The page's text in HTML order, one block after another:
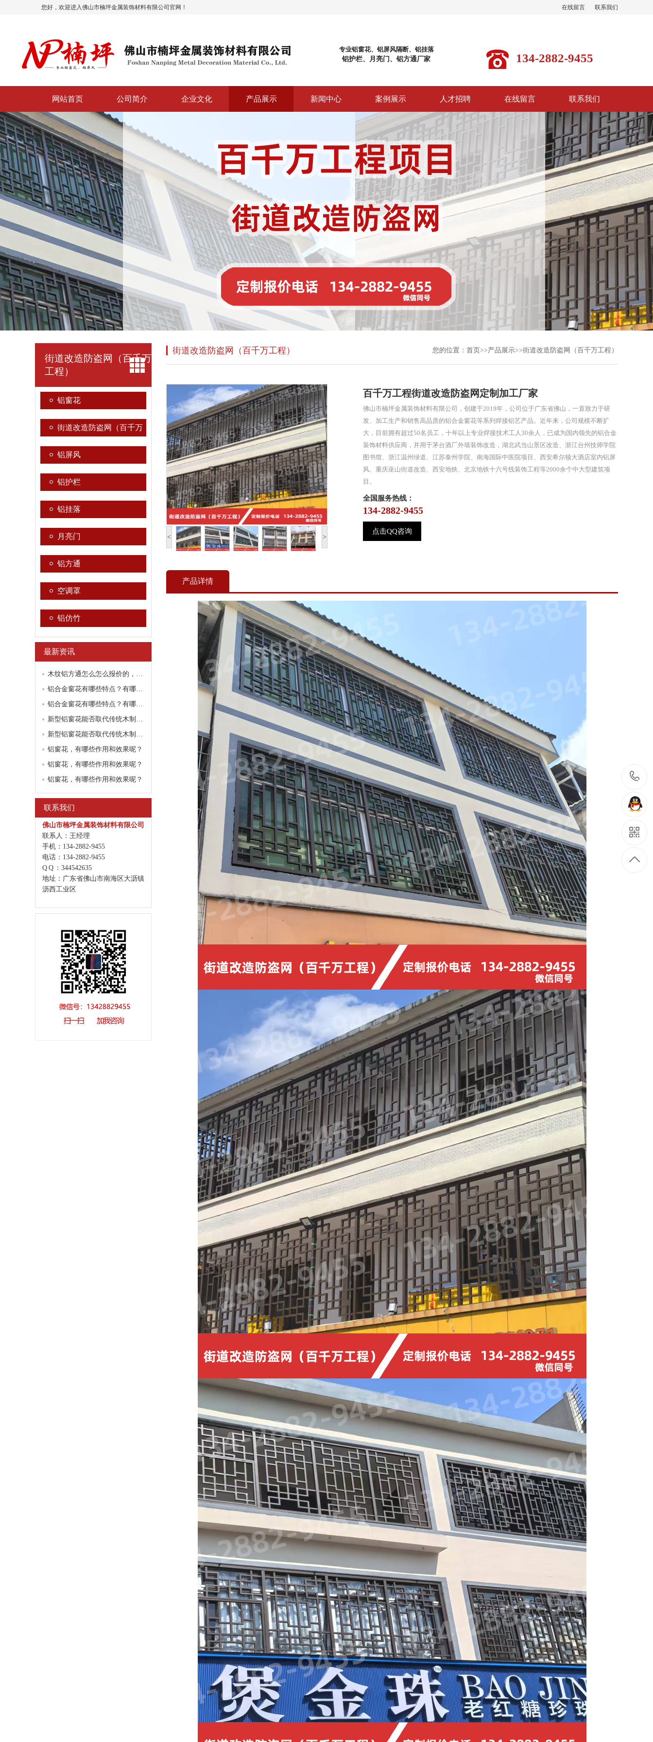
您好，欢迎进入佛山市楠坪金属装饰材料有限公司官网！ 在线留言 联系我们
专业铝窗花、铝屏风隔断、铝挂落
铝护栏、月亮门、铝方通厂家
134-2882-9455
网站首页 公司简介 企业文化 产品展示 新闻中心 案例展示 人才招聘 在线留言 联系我们
街道改造防盗网（百千万
工程）
铝窗花
街道改造防盗网（百千万
工程）
铝屏风
铝护栏
铝挂落
月亮门
铝方通
空调罩
铝仿竹
最新资讯
木纹铝方通怎么怎么报价的，听听厂家怎么说？
铝合金窗花有哪些特点？有哪些工艺流程要求？
铝合金窗花有哪些特点？有哪些工艺流程要求？
新型铝窗花能否取代传统木制窗花
新型铝窗花能否取代传统木制窗花
铝窗花，有哪些作用和效果呢？
铝窗花，有哪些作用和效果呢？
铝窗花，有哪些作用和效果呢？
联系我们
佛山市楠坪金属装饰材料有限公司
联系人：王经理
手机：134-2882-9455
电话：134-2882-9455
Q Q ：344542635
地址：广东省佛山市南海区大沥镇
沥西工业区
街道改造防盗网（百千万工程） 您的位置： 首页 >>产品展示>>街道改造防盗网（百千万工程）
< >
百千万工程街道改造防盗网定制加工厂家
佛山市楠坪金属装饰材料有限公司，创建于2019年，公司位于广东省佛山，一直致力于研
发、加工生产和销售高品质的铝合金窗花等系列焊接铝艺产品。近年来，公司规模不断扩
大，目前拥有超过50名员工，十年以上专业焊接技术工人30余人，已成为国内领先的铝合金
装饰材料供应商，并用于茅台酒厂外墙装饰改造，湖北武当山景区改造、浙江台州技师学院
图书馆、浙江温州绿道、江苏泰州学院、南海国际中医院项目、西安希尔顿大酒店室内铝屏
风、重庆巫山街道改造、西安地铁、北京地铁十六号线装饰工程等2000余个中大型建筑项
目。
全国服务热线：
134-2882-9455
点击QQ咨询
产品详情